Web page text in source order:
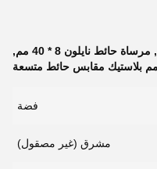
, مرساة حائط نايلون 8 * 40 مم
,
فضة
مشرق (غير مصقول)